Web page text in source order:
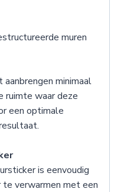
muren
minimaal
ruimte waar deze
een optimale
is eenvoudig
verwarmen met een